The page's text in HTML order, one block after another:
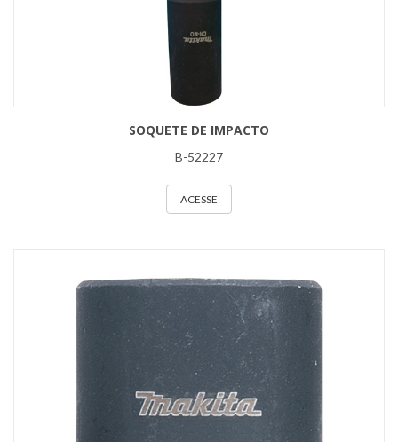
SOQUETE DE IMPACTO
B-52227
ACESSE